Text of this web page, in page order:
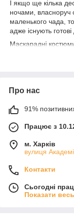
І якщо ще кілька
ночами, власноруч
маленького чада,
адже існують
Маскарадні
карнавальні
буде виглядати
навіть ті малюки,
можливістю на час
казки або
Які
Сьогодні ринок
Про нас
91% позитивних
Працює з
м. Харків
вулиця
Контакти
Сьогодні
Показати